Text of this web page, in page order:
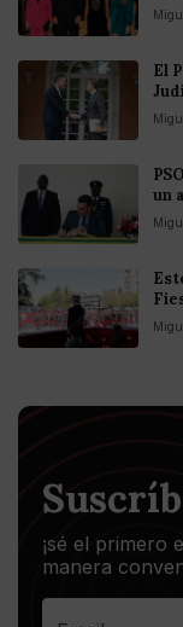
El
un
¡sé el primero
manera